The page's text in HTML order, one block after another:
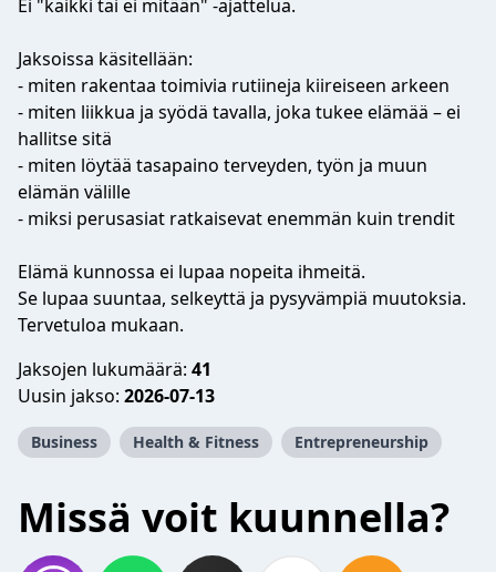
Ei "kaikki tai ei mitään" -ajattelua.
Jaksoissa käsitellään:
- miten rakentaa toimivia rutiineja kiireiseen arkeen
- miten liikkua ja syödä tavalla, joka tukee elämää – ei
hallitse sitä
- miten löytää tasapaino terveyden, työn ja muun
elämän välille
- miksi perusasiat ratkaisevat enemmän kuin trendit
Elämä kunnossa ei lupaa nopeita ihmeitä.
Se lupaa suuntaa, selkeyttä ja pysyvämpiä muutoksia.
Tervetuloa mukaan.
Jaksojen lukumäärä: 41
Uusin jakso: 2026-07-13
Business Health & Fitness Entrepreneurship
Missä voit kuunnella?